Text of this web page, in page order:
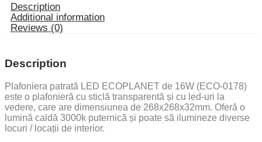
Description
Additional information
Reviews (0)
Description
Plafoniera patrată LED ECOPLANET de 16W (ECO-0178)
este o plafonieră cu sticlă transparentă și cu led-uri la
vedere, care are dimensiunea de 268x268x32mm. Oferă o
lumină caldă 3000k puternică și poate să ilumineze diverse
locuri / locații de interior.